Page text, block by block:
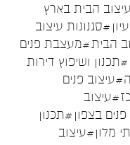
הבית בארץ
#סגנונות עיצוב
הבית#מעצבת פנים
#תכנון ושיפוץ דירות
#עיצוב פנים
#עיצוב
בצפון #תכנון
מלון#עיצוב